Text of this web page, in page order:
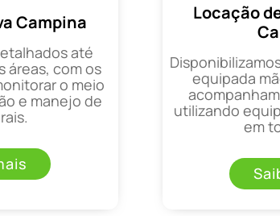
Campina
até
áreas, com os
o meio
e manejo de
Locação
equipada
utilizando
em